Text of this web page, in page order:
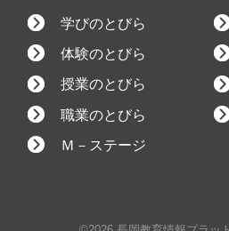
学びのとびら
体験のとびら
授業のとびら
職業のとびら
Ｍ－ステージ